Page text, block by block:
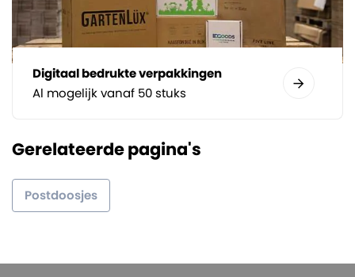
Digitaal bedrukte verpakkingen
Al mogelijk vanaf 50 stuks
Gerelateerde pagina's
Postdoosjes